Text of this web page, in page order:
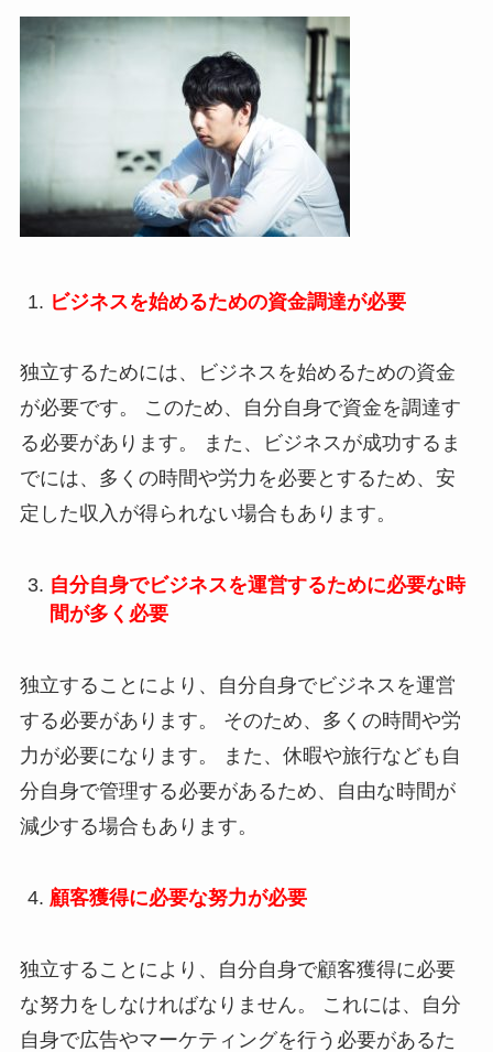
ビジネスを始めるための資金調達が必要
独立するためには、ビジネスを始めるための資金
が必要です。 このため、自分自身で資金を調達す
る必要があります。 また、ビジネスが成功するま
でには、多くの時間や労力を必要とするため、安
定した収入が得られない場合もあります。
自分自身でビジネスを運営するために必要な時
間が多く必要
独立することにより、自分自身でビジネスを運営
する必要があります。 そのため、多くの時間や労
力が必要になります。 また、休暇や旅行なども自
分自身で管理する必要があるため、自由な時間が
減少する場合もあります。
顧客獲得に必要な努力が必要
独立することにより、自分自身で顧客獲得に必要
な努力をしなければなりません。 これには、自分
自身で広告やマーケティングを行う必要があるた